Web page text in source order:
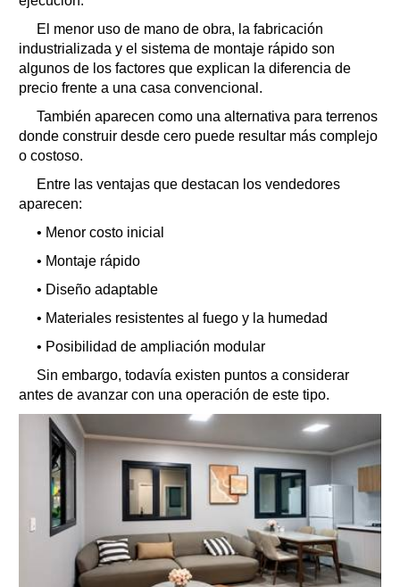
El menor uso de mano de obra, la fabricación
industrializada y el sistema de montaje rápido son
algunos de los factores que explican la diferencia de
precio frente a una casa convencional.
También aparecen como una alternativa para terrenos
donde construir desde cero puede resultar más complejo
o costoso.
Entre las ventajas que destacan los vendedores
aparecen:
• Menor costo inicial
• Montaje rápido
• Diseño adaptable
• Materiales resistentes al fuego y la humedad
• Posibilidad de ampliación modular
Sin embargo, todavía existen puntos a considerar
antes de avanzar con una operación de este tipo.